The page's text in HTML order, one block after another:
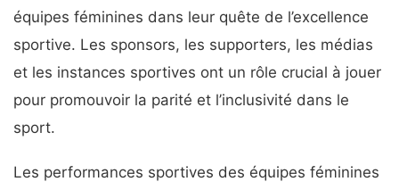
équipes féminines dans leur quête de l’excellence
sportive. Les sponsors, les supporters, les médias
et les instances sportives ont un rôle crucial à jouer
pour promouvoir la parité et l’inclusivité dans le
sport.
Les performances sportives des équipes féminines